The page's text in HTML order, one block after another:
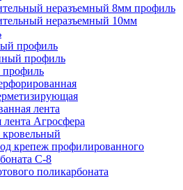
неразъемный 8мм профиль
неразъемный 10мм
профиль
профиль
профиль
лента
Агросфера
кровельный
крепеж профилированного
С-8
поликарбоната